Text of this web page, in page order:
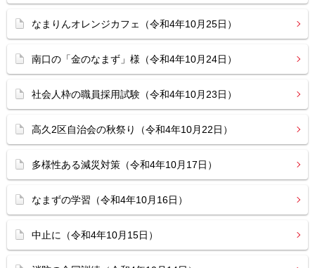
なまりんオレンジカフェ（令和4年10月25日）
南口の「金のなまず」様（令和4年10月24日）
社会人枠の職員採用試験（令和4年10月23日）
高久2区自治会の秋祭り（令和4年10月22日）
多様性ある減災対策（令和4年10月17日）
なまずの学習（令和4年10月16日）
中止に（令和4年10月15日）